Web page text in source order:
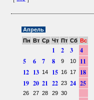
Апрель
Пн Вт Ср Чт Пт Сб Вс
1 2 3
4
5
6 7 8 9 10
11
12 13 14 15 16 17
18
19 20 21 22 23 24 25
26 27 28 29 30